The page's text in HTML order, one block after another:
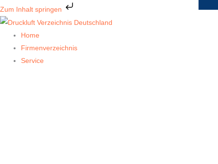
Zum Inhalt springen
Zum
Inhalt
springen
Home
Firmenverzeichnis
Service